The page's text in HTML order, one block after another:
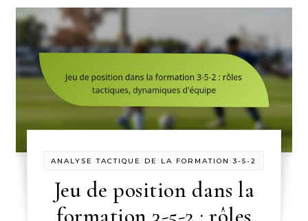
ANALYSE TACTIQUE DE LA FORMATION 3-5-2
Jeu de position dans la